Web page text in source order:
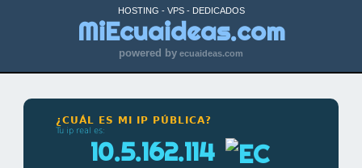
HOSTING - VPS - DEDICADOS
MiEcuaideas.com
powered by ecuaideas.com
¿CUÁL ES MI IP PÚBLICA?
Tu ip real es:
10.5.162.114